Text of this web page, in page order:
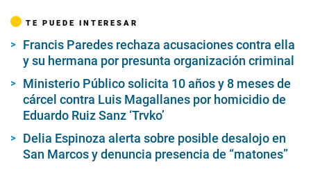
TE PUEDE INTERESAR
Francis Paredes rechaza acusaciones contra ella
y su hermana por presunta organización criminal
Ministerio Público solicita 10 años y 8 meses de
cárcel contra Luis Magallanes por homicidio de
Eduardo Ruiz Sanz ‘Trvko’
Delia Espinoza alerta sobre posible desalojo en
San Marcos y denuncia presencia de “matones”